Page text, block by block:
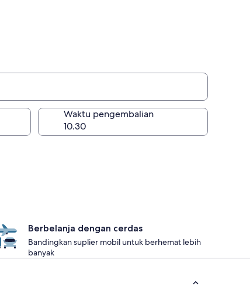
Waktu pengembalian
Berbelanja dengan cerdas
Bandingkan suplier mobil untuk berhemat lebih
banyak